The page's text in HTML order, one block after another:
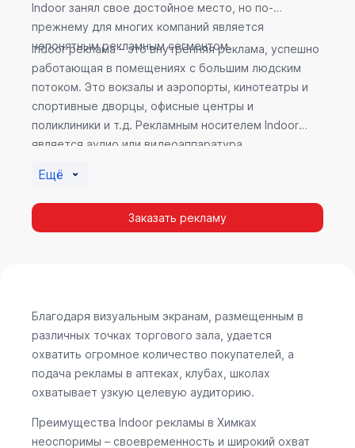
Indoor занял свое достойное место, но по-
прежнему для многих компаний является
непонятным рекламным сегментом.
Indoor реклама – это внутренняя реклама, успешно
работающая в помещениях с большим людским
потоком. Это вокзалы и аэропорты, кинотеатры и
спортивные дворцы, офисные центры и
поликлиники и т.д. Рекламным носителем Indoor
является аудио или видеоаппаратура,
эффективность приносит такой вид рекламы в
местах продаж, поскольку воздействие на
покупателя в момент выбора товара наиболее
Indoor рекламы.
Ещё
Заказать рекламу
Благодаря визуальным экранам, размещенным в
различных точках торгового зала, удается
охватить огромное количество покупателей, а
подача рекламы в аптеках, клубах, школах
охватывает узкую целевую аудиторию.
Преимущества Indoor рекламы в Химках
неоспоримы – своевременность и широкий охват